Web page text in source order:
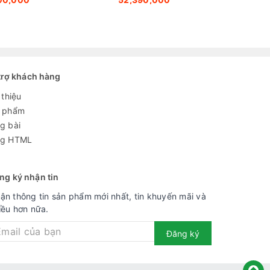
Bộ xử lý Q4 AI Processor
khách hàng
thiệu
phẩm
bài
HTML
ký nhận tin
thông tin sản phẩm mới nhất, tin khuyến mãi và
hơn nữa.
Đăng ký